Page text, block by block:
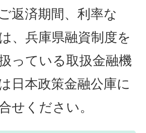
返済期間、利率な
、兵庫県融資制度を
っている取扱金融機
日本政策金融公庫に
せください。